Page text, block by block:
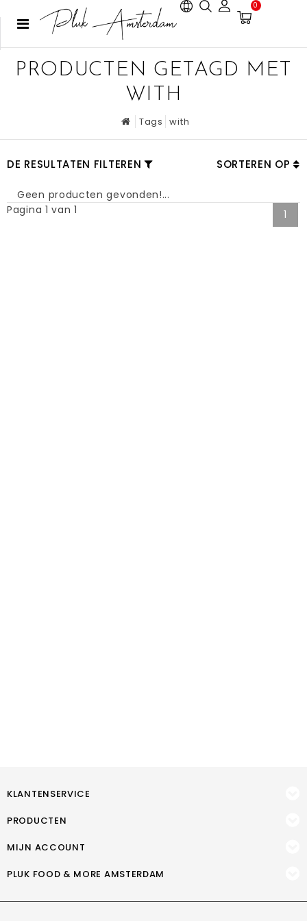
0
PRODUCTEN GETAGD MET
WITH
Tags with
DE RESULTATEN FILTEREN SORTEREN OP
Geen producten gevonden!...
Pagina 1 van 1
1
KLANTENSERVICE
PRODUCTEN
MIJN ACCOUNT
PLUK FOOD & MORE AMSTERDAM